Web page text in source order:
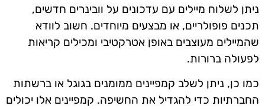
ניתן לשלוח מיילים עם עדכונים על וובינרים חדשים,
תכנים פופולריים, או מבצעים מיוחדים. חשוב לוודא
שהמיילים מעוצבים באופן אטרקטיבי ומכילים קריאות
לפעולה ברורות.
כמו כן, ניתן לשלב קמפיינים ממומנים בגוגל או ברשתות
החברתיות כדי להגדיל את החשיפה. קמפיינים אלו יכולים